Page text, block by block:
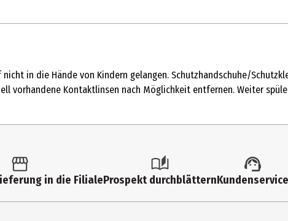
in die Hände von Kindern gelangen. Schutzhandschuhe/
vorhandene Kontaktlinsen nach Möglichkeit entfernen. Weiter
in die FilialeProspekt durchblätternKundenservice